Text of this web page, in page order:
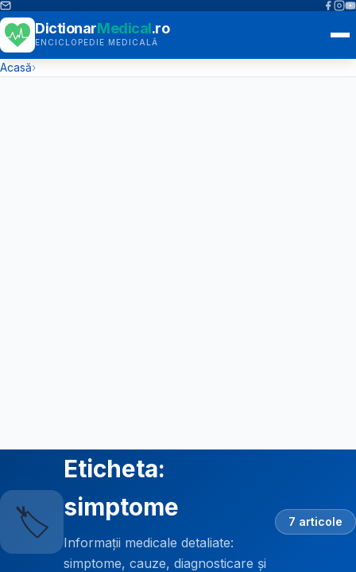
DictionarMedical.ro
ENCICLOPEDIE MEDICALĂ
Acasă›
🏷️
Eticheta:
simptome
Informații medicale detaliate:
simptome, cauze, diagnosticare și
7 articole